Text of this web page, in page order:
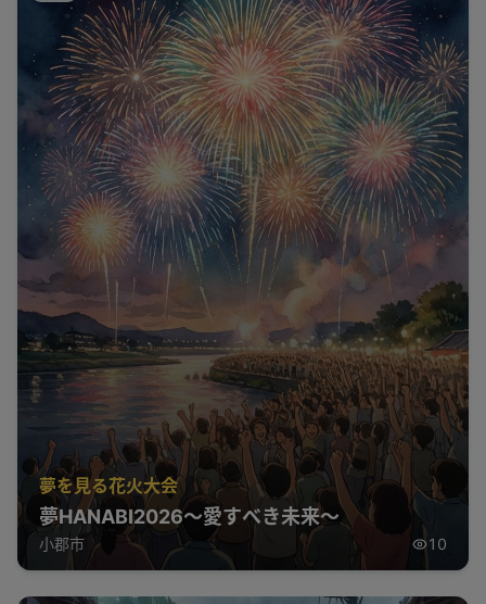
夢を見る花火大会
夢HANABI2026～愛すべき未来～
小郡市 10